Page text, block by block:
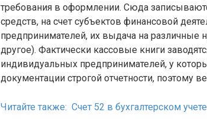
требования в оформлении. Сюда
средств, на счет субъектов финансовой
предпринимателей, их выдача на различные
другое). Фактически кассовые книги
индивидуальных предпринимателей, у
документации строгой отчетности, поэтому
Читайте также: Счет 52 в бухгалтерском